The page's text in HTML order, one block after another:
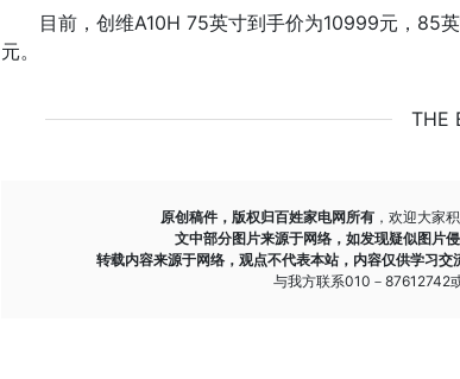
目前，创维A10H 75英寸到手价为10999元，85
元。
THE
原创稿件，版权归百姓家电网所有 ，欢迎大家
文中部分图片来源于网络，如发现疑似图片
转载内容来源于网络，观点不代表本站，内容仅供学习交
与我方联系010－87612742